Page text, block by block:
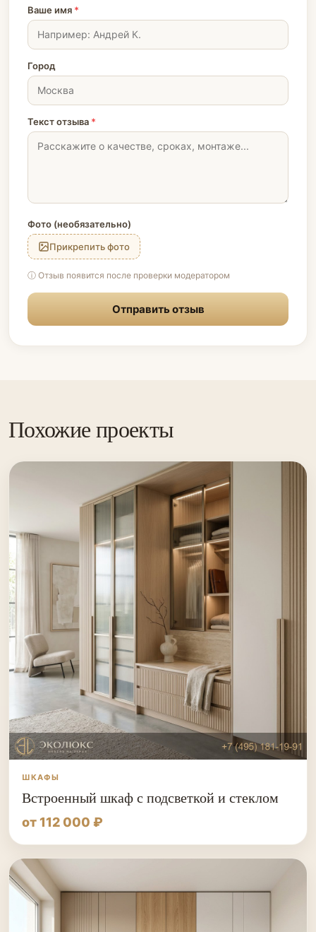
Ваше имя *
Город
Текст отзыва *
Фото (необязательно)
Прикрепить фото
ⓘ Отзыв появится после проверки модератором
Отправить отзыв
Похожие проекты
ШКАФЫ
Встроенный шкаф с подсветкой и стеклом
от 112 000 ₽